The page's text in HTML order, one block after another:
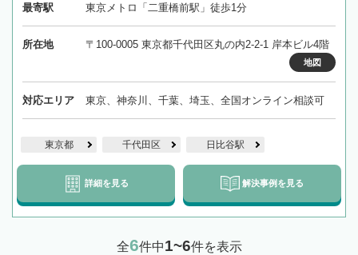
最寄駅 東京メトロ「二重橋前駅」徒歩1分
所在地 〒100-0005 東京都千代田区丸の内2-2-1 岸本ビル4階
地図
対応エリア 東京、神奈川、千葉、埼玉、全国オンライン相談可
東京都 千代田区 日比谷駅
詳細を見る 解決事例を見る
全6件中1~6件を表示